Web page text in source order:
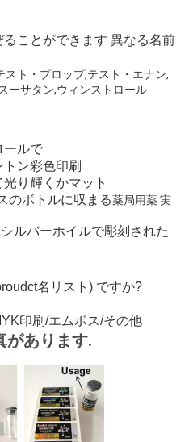
ことができます 異なる名前
スト・プロップ,テスト・エナン,
ーサタン,ウィンストロール
ールで
ン彩色印刷
り輝くかマット
のボトルに収まる薬局用薬 実
ルバーホイルで彫刻された
名リスト) ですか?
印刷/エムボス/その他
があります.